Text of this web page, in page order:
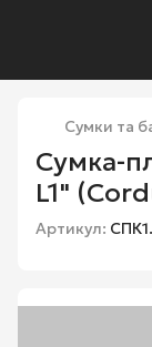
Сумки та
Сумка-
L1"
Артикул: